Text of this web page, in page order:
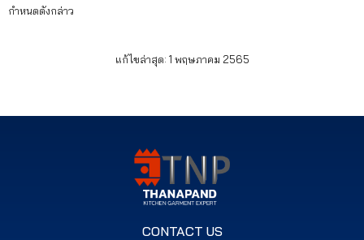
กำหนดดังกล่าว
แก้ไขล่าสุด: 1 พฤษภาคม 2565
CONTACT US